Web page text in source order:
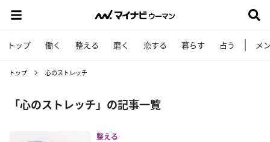
トップ 働く 整える 磨く 恋する 暮らす 占う メ
トップ 心のストレッチ
「心のストレッチ」の記事一覧
整える